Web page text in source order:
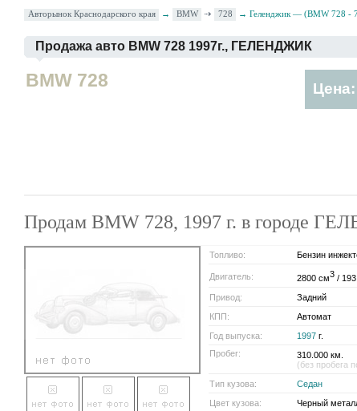
Авторынок Краснодарского края → BMW 728 → Геленджик — (BMW 728 -
Продажа авто BMW 728 1997г., ГЕЛЕНДЖИК
BMW 728 Цена:
Продам BMW 728, 1997 г. в городе
Топливо: Бензин
Двигатель: 2800 см3 / 193
Привод:
Задний
КПП:
Автомат
Год выпуска:
1997 г.
Пробег:
310.000 км.
(без пробега
Тип кузова:
Седан
Цвет кузова:
Черный